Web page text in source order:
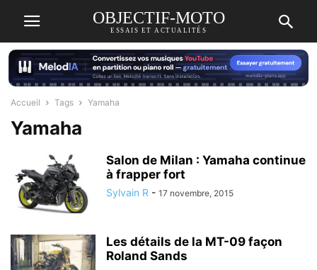
OBJECTIF-MOTO
ESSAIS ET ACTUALITÉS
Accueil Tags Yamaha
Yamaha
Salon de Milan : Yamaha continue
à frapper fort
Sylvain R - 17 novembre, 2015
Les détails de la MT-09 façon
Roland Sands